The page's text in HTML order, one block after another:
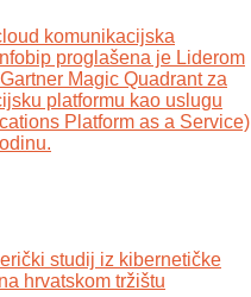
komunikacijska
proglašena je Liderom
Magic Quadrant za
platformu kao uslugu
Platform as a Service)